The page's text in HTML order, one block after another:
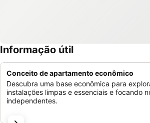
Informação útil
Conceito de apartamento econômico
Descubra uma base econômica para
instalações limpas e essenciais e focando
independentes.